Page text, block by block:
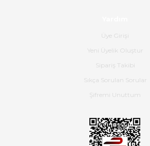
Ürün iki gün içinde elime
hassasiyetleri ve Ürünün kalitesi
Üye Girişi
Yeni Üyelik Oluştur
Sipariş Takibi
Sıkça Sorulan Sorular
Şifremi Unuttum